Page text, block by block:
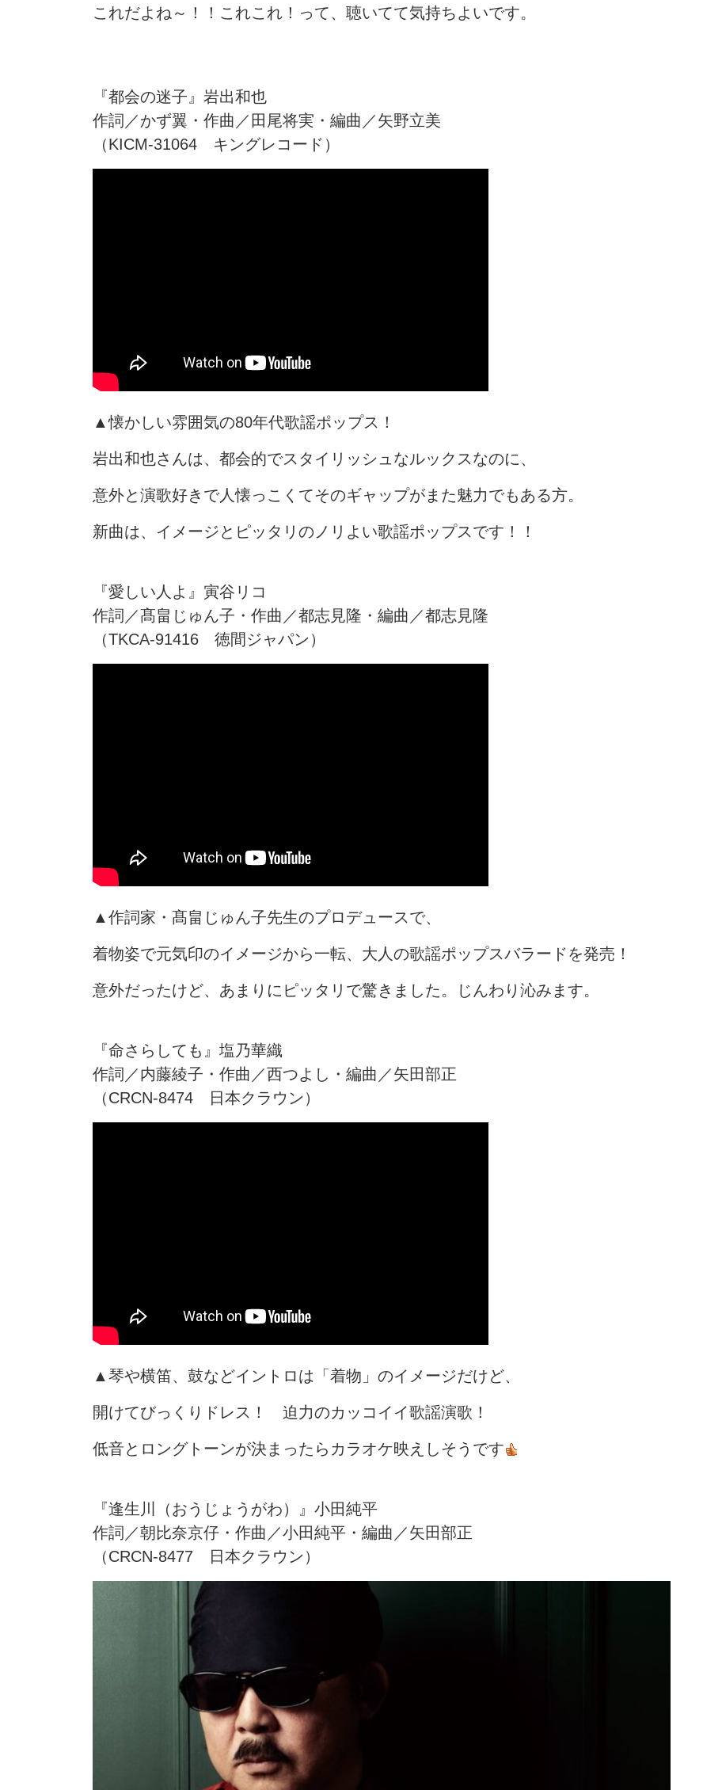
これだよね～！！これこれ！って、聴いてて気持ちよいです。
『都会の迷子』岩出和也
作詞／かず翼・作曲／田尾将実・編曲／矢野立美
（KICM-31064 キングレコード）
▲懐かしい雰囲気の80年代歌謡ポップス！
岩出和也さんは、都会的でスタイリッシュなルックスなのに、
意外と演歌好きで人懐っこくてそのギャップがまた魅力でもある方。
新曲は、イメージとピッタリのノリよい歌謡ポップスです！！
『愛しい人よ』寅谷リコ
作詞／髙畠じゅん子・作曲／都志見隆・編曲／都志見隆
（TKCA-91416 徳間ジャパン）
▲作詞家・髙畠じゅん子先生のプロデュースで、
着物姿で元気印のイメージから一転、大人の歌謡ポップスバラードを発売！
意外だったけど、あまりにピッタリで驚きました。じんわり沁みます。
『命さらしても』塩乃華織
作詞／内藤綾子・作曲／西つよし・編曲／矢田部正
（CRCN-8474 日本クラウン）
▲琴や横笛、鼓などイントロは「着物」のイメージだけど、
開けてびっくりドレス！ 迫力のカッコイイ歌謡演歌！
低音とロングトーンが決まったらカラオケ映えしそうです
『逢生川（おうじょうがわ）』小田純平
作詞／朝比奈京仔・作曲／小田純平・編曲／矢田部正
（CRCN-8477 日本クラウン）